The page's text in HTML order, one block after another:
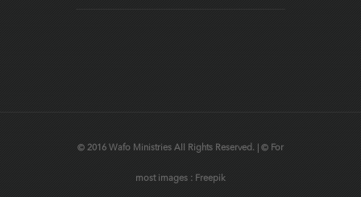
© 2016 Wafo Ministries All Rights Reserved. | © For
most images : Freepik